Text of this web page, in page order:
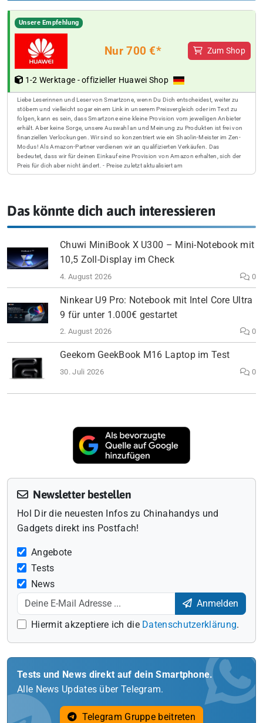
Unsere Empfehlung
Nur 700 €* Zum Shop
1-2 Werktage - offizieller Huawei Shop
Liebe Leserinnen und Leser von Smartzone, wenn Du Dich entscheidest, weiter zu
stöbern und vielleicht sogar einem Link in unserem Preisvergleich oder im Text zu
folgen, kann es sein, dass Smartzone eine kleine Provision vom jeweiligen Anbieter
erhält. Aber keine Sorge, unsere Auswahl an und Meinung zu Produkten ist frei von
finanziellen Verlockungen. Wir sind so konzentriert wie ein Shaolin-Meister im Zen-
Modus! Als Amazon-Partner verdienen wir an qualifizierten Verkäufen. Das
bedeutet, dass wir für deinen Einkauf eine Provision von Amazon erhalten, sich der
Preis für dich aber nicht ändert. - Preise zuletzt aktualisiert am
Das könnte dich auch interessieren
Chuwi MiniBook X U300 – Mini-Notebook mit
10,5 Zoll-Display im Check
4. August 2026 0
Ninkear U9 Pro: Notebook mit Intel Core Ultra
9 für unter 1.000€ gestartet
2. August 2026 0
Geekom GeekBook M16 Laptop im Test
30. Juli 2026 0
Newsletter bestellen
Hol Dir die neuesten Infos zu Chinahandys und
Gadgets direkt ins Postfach!
Angebote
Tests
News
Anmelden
Hiermit akzeptiere ich die Datenschutzerklärung.
Tests und News direkt auf dein Smartphone.
Alle News Updates über Telegram.
Telegram Gruppe beitreten